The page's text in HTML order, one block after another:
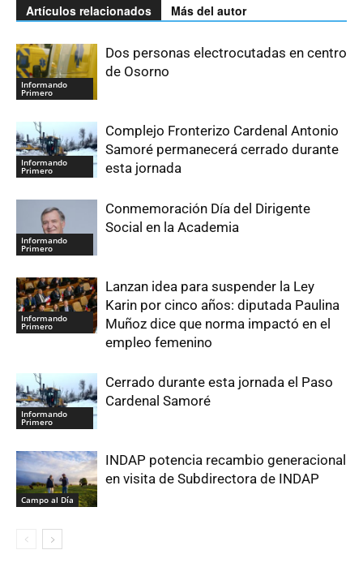
Artículos relacionados Más del autor
Informando
Primero
Dos personas electrocutadas en centro
de Osorno
Informando
Primero
Complejo Fronterizo Cardenal Antonio
Samoré permanecerá cerrado durante
esta jornada
Informando
Primero
Conmemoración Día del Dirigente
Social en la Academia
Informando
Primero
Lanzan idea para suspender la Ley
Karin por cinco años: diputada Paulina
Muñoz dice que norma impactó en el
empleo femenino
Informando
Primero
Cerrado durante esta jornada el Paso
Cardenal Samoré
Campo al Día
INDAP potencia recambio generacional
en visita de Subdirectora de INDAP